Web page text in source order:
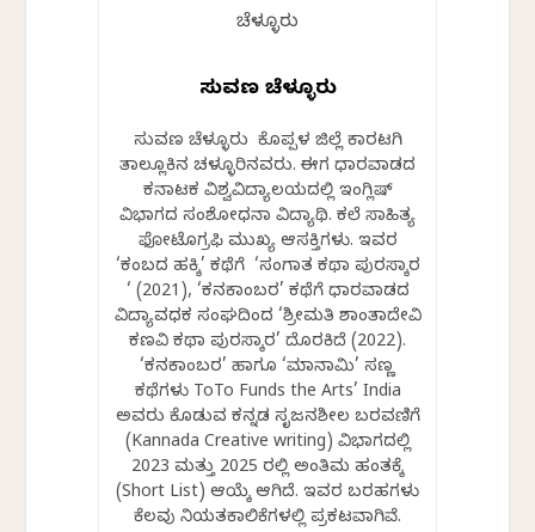
ಸುವರ್ಣ ಚೆಳ್ಳೂರು
ಸುವರ್ಣ ಚೆಳ್ಳೂರು ಕೊಪ್ಪಳ ಜಿಲ್ಲೆ ಕಾರಟಗಿ
ತಾಲ್ಲೂಕಿನ ಚಳ್ಳೂರಿನವರು. ಈಗ ಧಾರವಾಡದ
ಕರ್ನಾಟಕ ವಿಶ್ವವಿದ್ಯಾಲಯದಲ್ಲಿ ಇಂಗ್ಲಿಷ್
ವಿಭಾಗದ ಸಂಶೋಧನಾ ವಿದ್ಯಾರ್ಥಿ. ಕಲೆ ಸಾಹಿತ್ಯ
ಫೋಟೊಗ್ರಫಿ ಮುಖ್ಯ ಆಸಕ್ತಿಗಳು. ಇವರ
‘ಕಂಬದ ಹಕ್ಕಿ’ ಕಥೆಗೆ ‘ಸಂಗಾತ ಕಥಾ ಪುರಸ್ಕಾರ
‘ (2021), ‘ಕನಕಾಂಬರ’ ಕಥೆಗೆ ಧಾರವಾಡದ
ವಿದ್ಯಾವರ್ಧಕ ಸಂಘದಿಂದ ‘ಶ್ರೀಮತಿ ಶಾಂತಾದೇವಿ
ಕಣವಿ ಕಥಾ ಪುರಸ್ಕಾರ’ ದೊರಕಿದೆ (2022).
‘ಕನಕಾಂಬರ’ ಹಾಗೂ ‘ಮಾರ್ನಾಮಿ’ ಸಣ್ಣ
ಕಥೆಗಳು ToTo Funds the Arts’ India
ಅವರು ಕೊಡುವ ಕನ್ನಡ ಸೃಜನಶೀಲ ಬರವಣಿಗೆ
(Kannada Creative writing) ವಿಭಾಗದಲ್ಲಿ
2023 ಮತ್ತು 2025 ರಲ್ಲಿ ಅಂತಿಮ ಹಂತಕ್ಕೆ
(Short List) ಆಯ್ಕೆ ಆಗಿದೆ. ಇವರ ಬರಹಗಳು
ಕೆಲವು ನಿಯತಕಾಲಿಕೆಗಳಲ್ಲಿ ಪ್ರಕಟವಾಗಿವೆ.